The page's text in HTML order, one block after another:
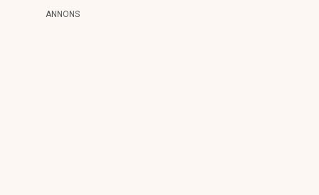
ANNONS